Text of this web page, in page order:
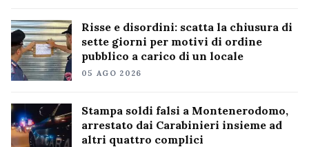
Risse e disordini: scatta la chiusura di
sette giorni per motivi di ordine
pubblico a carico di un locale
05 AGO 2026
Stampa soldi falsi a Montenerodomo,
arrestato dai Carabinieri insieme ad
altri quattro complici